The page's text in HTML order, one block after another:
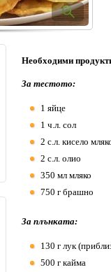
Необходими
За тестото:
1 яйце
1 ч.л. сол
2 с.л. кисело
2 с.л. олио
350 мл мляко
750 г брашно
За плънката:
130 г лук
500 г кайма